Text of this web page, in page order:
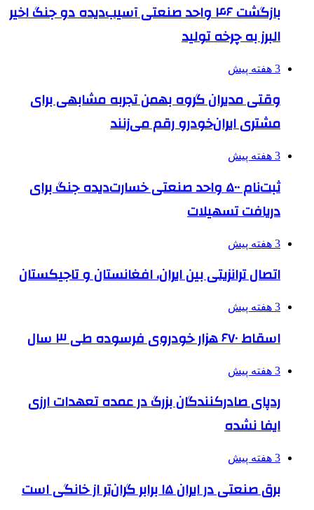
بازگشت ۴۶ واحد صنعتی آسیب‌دیده دو جنگ اخیر
البرز به چرخه تولید
3 هفته پیش
وقتی مدیران گروه بهمن تجربه مشابهی برای
مشتری ایران‌خودرو رقم می‌زنند
3 هفته پیش
ثبت‌نام ۵۰۰ واحد صنعتی خسارت‌دیده جنگ برای
دریافت تسهیلات
3 هفته پیش
اتصال ترانزیتی بین ایران، افغانستان و تاجیکستان
3 هفته پیش
اسقاط ۶۷۰ هزار خودروی فرسوده طی ۳ سال
3 هفته پیش
ردپای صادرکنندگان بزرگ در عمده تعهدات ارزی
ایفا نشده
3 هفته پیش
برق صنعتی در ایران ۱۵ برابر گران‌تر از خانگی است